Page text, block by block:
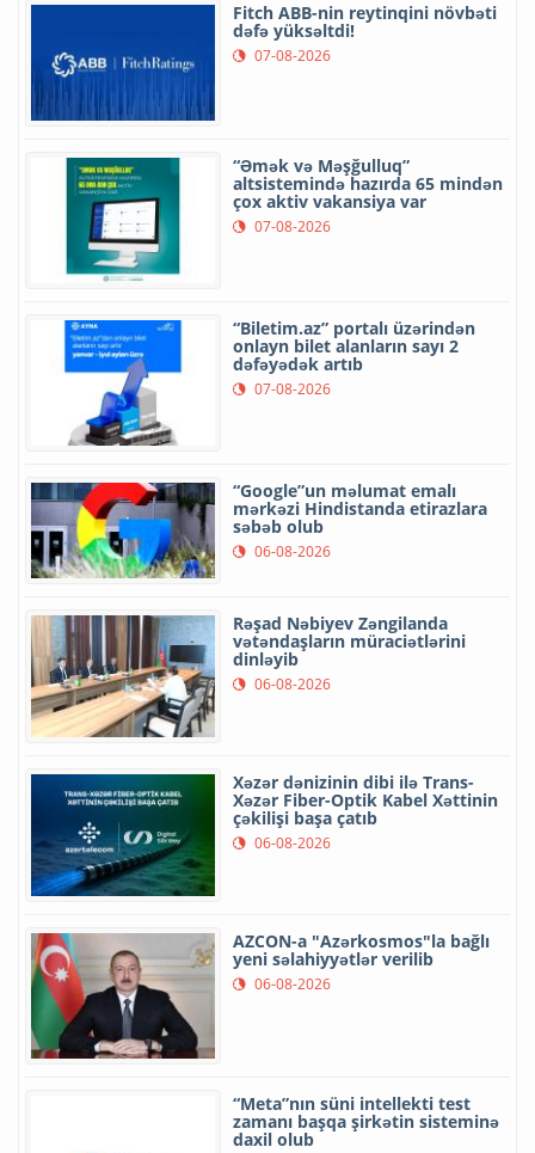
Fitch ABB-nin reytinqini növbəti
dəfə yüksəltdi!
07-08-2026
“Əmək və Məşğulluq”
altsistemində hazırda 65 mindən
çox aktiv vakansiya var
07-08-2026
“Biletim.az” portalı üzərindən
onlayn bilet alanların sayı 2
dəfəyədək artıb
07-08-2026
“Google”un məlumat emalı
mərkəzi Hindistanda etirazlara
səbəb olub
06-08-2026
Rəşad Nəbiyev Zəngilanda
vətəndaşların müraciətlərini
dinləyib
06-08-2026
Xəzər dənizinin dibi ilə Trans-
Xəzər Fiber-Optik Kabel Xəttinin
çəkilişi başa çatıb
06-08-2026
AZCON-a "Azərkosmos"la bağlı
yeni səlahiyyətlər verilib
06-08-2026
“Meta”nın süni intellekti test
zamanı başqa şirkətin sisteminə
daxil olub